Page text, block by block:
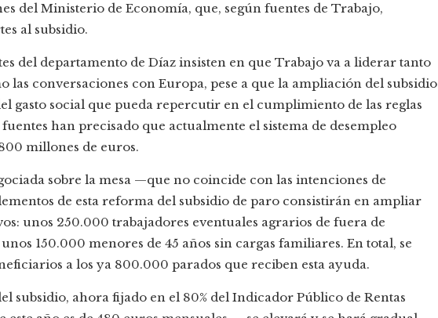
del Ministerio de Economía, que, según fuentes de Trabajo,
al subsidio.
del departamento de Díaz insisten en que Trabajo va a liderar tanto
las conversaciones con Europa, pese a que la ampliación del subsidio
gasto social que pueda repercutir en el cumplimiento de las reglas
fuentes han precisado que actualmente el sistema de desempleo
millones de euros.
sobre la mesa —que no coincide con las intenciones de
de esta reforma del subsidio de paro consistirán en ampliar
unos 250.000 trabajadores eventuales agrarios de fuera de
150.000 menores de 45 años sin cargas familiares. En total, se
a los ya 800.000 parados que reciben esta ayuda.
subsidio, ahora fijado en el 80% del Indicador Público de Rentas